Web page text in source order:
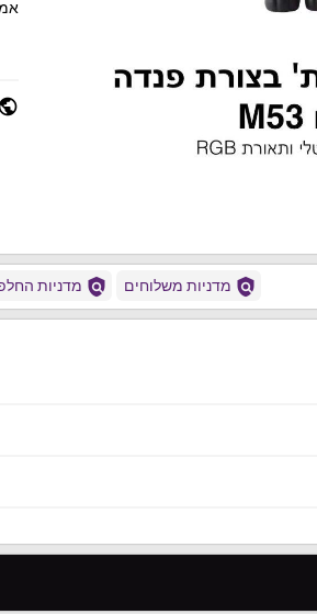
policy מדניות משלוחים policy מדניות